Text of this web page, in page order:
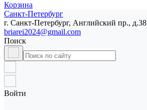
Корзина
Санкт-Петербург
г. Санкт-Петербург, Английский пр., д.38
briarei2024@gmail.com
Поиск
Войти